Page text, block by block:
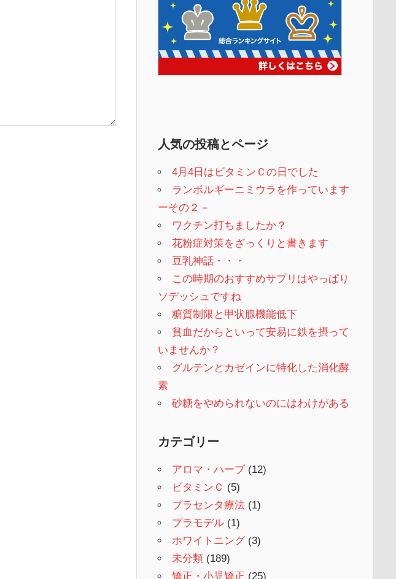
人気の投稿とページ
4月4日はビタミンＣの日でした
ランボルギーニミウラを作っています
ーその２－
ワクチン打ちましたか？
花粉症対策をざっくりと書きます
豆乳神話・・・
この時期のおすすめサプリはやっぱり
ソデッシュですね
糖質制限と甲状腺機能低下
貧血だからといって安易に鉄を摂って
いませんか？
グルテンとカゼインに特化した消化酵
素
砂糖をやめられないのにはわけがある
カテゴリー
アロマ・ハーブ(12)
ビタミンＣ (5)
プラセンタ療法(1)
プラモデル(1)
ホワイトニング(3)
未分類(189)
矯正・小児矯正 (25)